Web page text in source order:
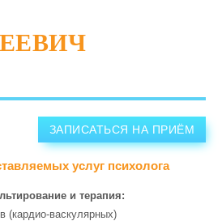
ЗАПИСАТЬСЯ НА ПРИЁМ
услуг психолога
и терапия:
(кардио-васкулярных)